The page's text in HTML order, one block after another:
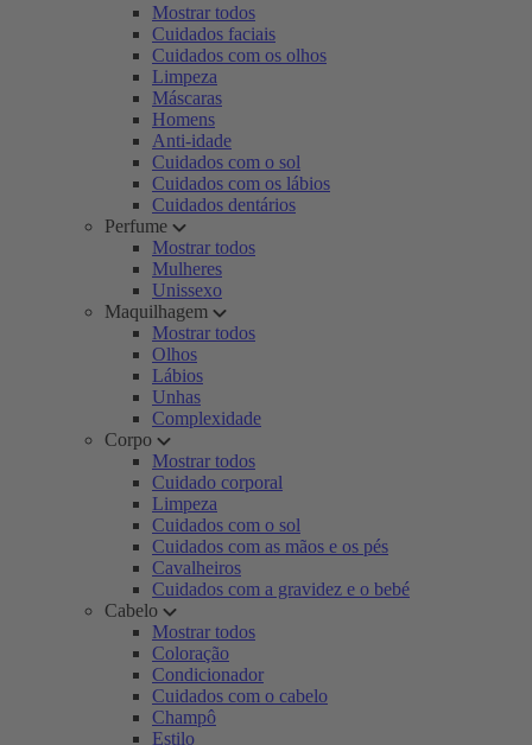
Mostrar todos
Cuidados faciais
Cuidados com os olhos
Limpeza
Máscaras
Homens
Anti-idade
Cuidados com o sol
Cuidados com os lábios
Cuidados dentários
Perfume
Mostrar todos
Mulheres
Unissexo
Maquilhagem
Mostrar todos
Olhos
Lábios
Unhas
Complexidade
Corpo
Mostrar todos
Cuidado corporal
Limpeza
Cuidados com o sol
Cuidados com as mãos e os pés
Cavalheiros
Cuidados com a gravidez e o bebé
Cabelo
Mostrar todos
Coloração
Condicionador
Cuidados com o cabelo
Champô
Estilo